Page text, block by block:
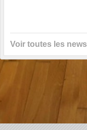
Voir toutes les news